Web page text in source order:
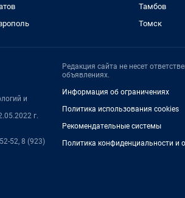
Тамбов
Томск
и
г.
52, 8 (923)
Редакция сайта не несет
объявлениях.
Информация об ограничениях
Политика использования cookies
Рекомендательные системы
Политика конфиденциальности и